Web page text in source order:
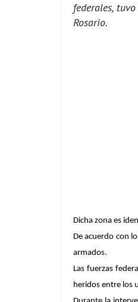
federales,
Rosario.
Dicha zona es
De acuerdo con
armados.
Las fuerzas
heridos entre los